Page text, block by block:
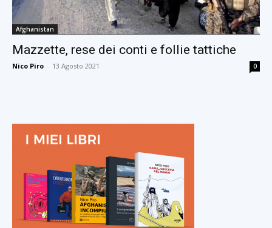
Afghanistan
Mazzette, rese dei conti e follie tattiche
Nico Piro - 13 Agosto 2021 0